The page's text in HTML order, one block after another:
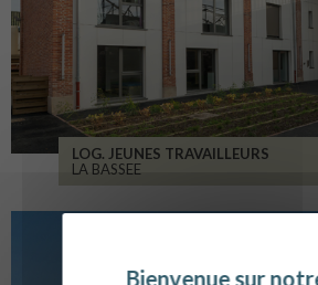
LOG. JEUNES TRAVAILLEURS
LA BASSEE